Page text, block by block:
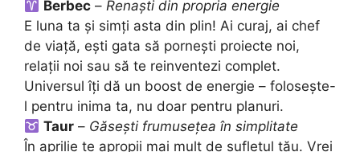
Berbec – Renaști din propria energie
E luna ta și simți asta din plin! Ai curaj, ai chef
de viață, ești gata să pornești proiecte noi,
relații noi sau să te reinventezi complet.
Universul îți dă un boost de energie – folosește-
l pentru inima ta, nu doar pentru planuri.
Taur – Găsești frumusețea în simplitate
În aprilie te apropii mai mult de sufletul tău. Vrei